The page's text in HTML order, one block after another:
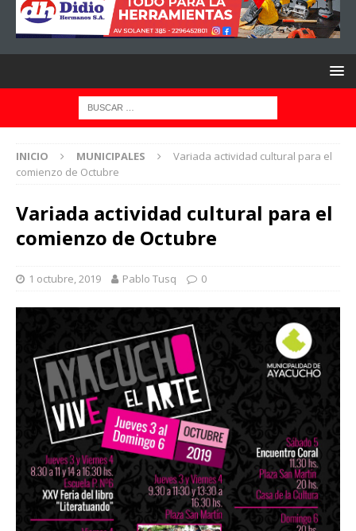
INICIO MUNICIPALES
Variada actividad cultural para el
comienzo de Octubre
Variada actividad cultural para el
comienzo de Octubre
1 octubre, 2019 Pablo Tusq 0